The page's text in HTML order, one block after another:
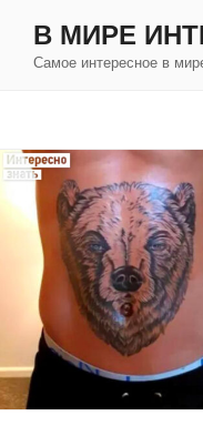
содержимому
В МИРЕ
Самое интересное в